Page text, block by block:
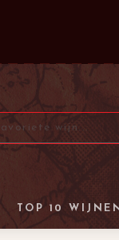
TOP 10 WIJNEN